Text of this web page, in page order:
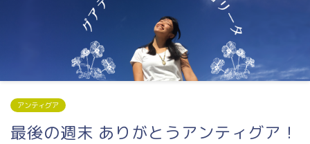
アンティグア
最後の週末 ありがとうアンティグア！